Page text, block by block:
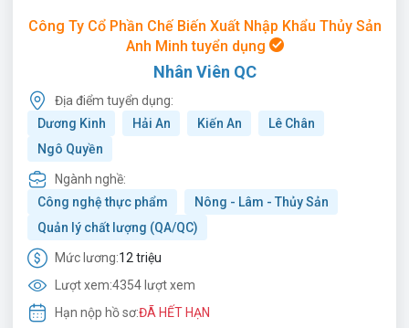
Công Ty Cổ Phần Chế Biến Xuất Nhập Khẩu Thủy Sản
Anh Minh tuyển dụng
Nhân Viên QC
Địa điểm tuyển dụng:
Dương Kinh
Hải An Kiến An
Lê Chân
Ngô Quyền
Ngành nghề:
Công nghệ thực phẩm
Nông - Lâm - Thủy Sản
Quản lý chất lượng (QA/QC)
Mức lương:12 triệu
Lượt xem:4354 lượt xem
Hạn nộp hồ sơ:ĐÃ HẾT HẠN